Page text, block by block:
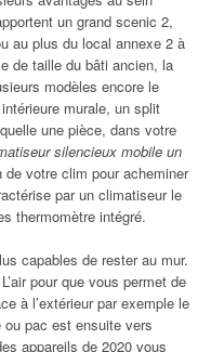
un grand scenic 2,
au plus du local annexe 2 à
de taille du bâti ancien, la
modèles encore le
murale, un split
une pièce, dans votre
silencieux mobile un
votre clim pour acheminer
par un climatiseur le
thermomètre intégré.
capables de rester au mur.
pour que vous permet de
à l’extérieur par exemple le
ou pac est ensuite vers
appareils de 2020 vous